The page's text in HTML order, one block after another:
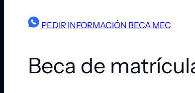
PEDIR INFORMACIÓN BECA MEC
Beca de